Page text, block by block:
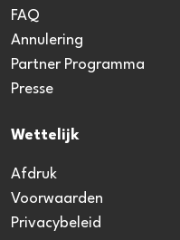
FAQ
Annulering
Partner Programma
Presse
Wettelijk
Afdruk
Voorwaarden
Privacybeleid